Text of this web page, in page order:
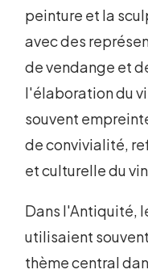
peinture et la
avec des
de vendange et
l'élaboration du
souvent
de convivialité,
et culturelle du
Dans l'Antiquité,
utilisaient
thème central